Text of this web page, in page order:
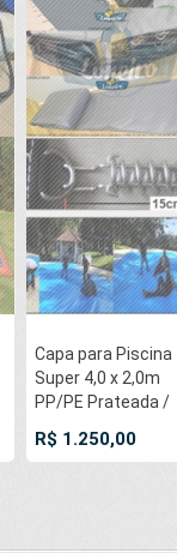
Capa para Piscina
Super 4,0 x 2,0m
PP/PE Prateada /
Térmica Premium
R$ 1.250,00